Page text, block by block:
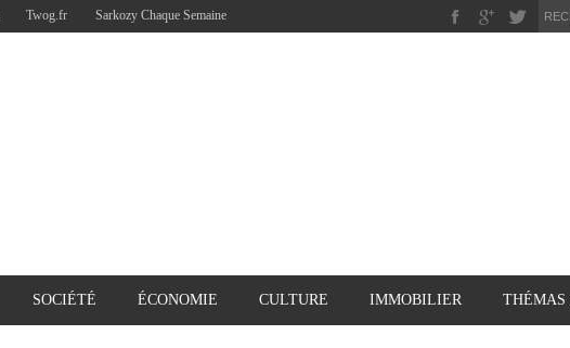
Twog.fr Sarkozy Chaque Semaine
SOCIÉTÉ ÉCONOMIE CULTURE IMMOBILIER THÉMAS